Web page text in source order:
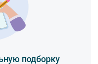
подборку